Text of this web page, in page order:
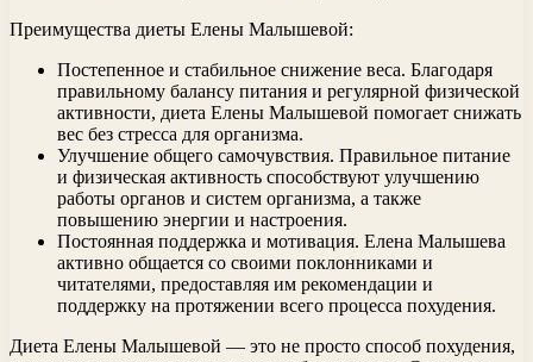
Преимущества диеты Елены Малышевой:
Постепенное и стабильное снижение веса. Благодаря
правильному балансу питания и регулярной физической
активности, диета Елены Малышевой помогает снижать
вес без стресса для организма.
Улучшение общего самочувствия. Правильное питание
и физическая активность способствуют улучшению
работы органов и систем организма, а также
повышению энергии и настроения.
Постоянная поддержка и мотивация. Елена Малышева
активно общается со своими поклонниками и
читателями, предоставляя им рекомендации и
поддержку на протяжении всего процесса похудения.
Диета Елены Малышевой — это не просто способ похудения,